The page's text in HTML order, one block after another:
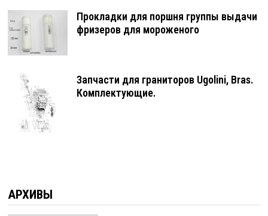
Прокладки для поршня группы выдачи
фризеров для мороженого
Запчасти для граниторов Ugolini, Bras.
Комплектующие.
АРХИВЫ